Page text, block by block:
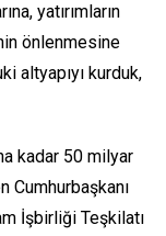
yatırımların
önlenmesine
altyapıyı kurduk,
kadar 50 milyar
Cumhurbaşkanı
İşbirliği Teşkilatı